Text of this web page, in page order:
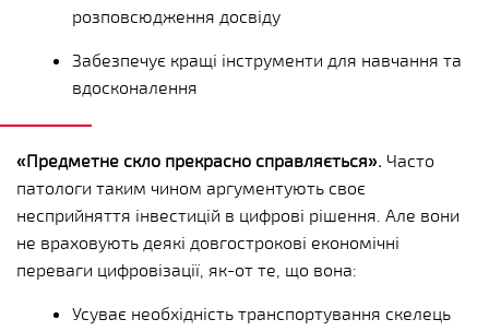
розповсюдження досвіду
Забезпечує кращі інструменти для навчання та
вдосконалення
«Предметне скло прекрасно справляється». Часто
патологи таким чином аргументують своє
несприйняття інвестицій в цифрові рішення. Але вони
не враховують деякі довгострокові економічні
переваги цифровізації, як-от те, що вона:
Усуває необхідність транспортування скелець